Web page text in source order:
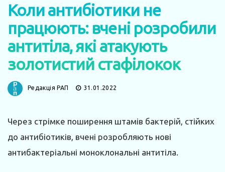
Коли антибіотики не
працюють: вчені розробили
антитіла, які атакують
золотистий стафілокок
Редакція РАП 31.01.2022
Через стрімке поширення штамів бактерій, стійких
до антибіотиків, вчені розробляють нові
антибактеріальні моноклональні антитіла.